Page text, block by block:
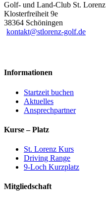
Golf- und Land-Club St. Lorenz
Klosterfreiheit 9e
38364 Schöningen
kontakt@stlorenz-golf.de
Informationen
Startzeit buchen
Aktuelles
Ansprechpartner
Kurse – Platz
St. Lorenz Kurs
Driving Range
9-Loch Kurzplatz
Mitgliedschaft